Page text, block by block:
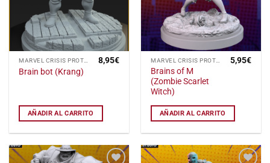
producto
MARVEL CRISIS PROTOCOL
Brain bot (Krang)
8,95€
AÑADIR AL CARRITO
MARVEL CRISIS PROTOCOL
Brains of M
(Zombie Scarlet
Witch)
5,95€
AÑADIR AL CARRITO